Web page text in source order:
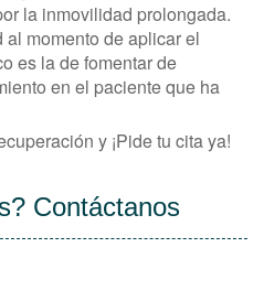
la inmovilidad prolongada.
momento de aplicar el
es la de fomentar de
en el paciente que ha
y ¡Pide tu cita ya!
Contáctanos